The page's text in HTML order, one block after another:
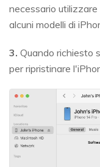
necessario
alcuni modelli di
3. Quando richiesto
per ripristinare